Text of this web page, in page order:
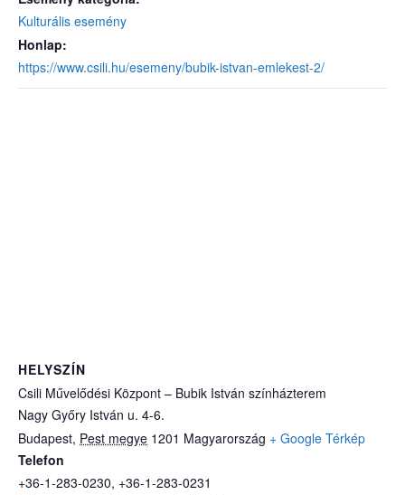
Kulturális esemény
Honlap:
https://www.csili.hu/esemeny/bubik-istvan-emlekest-2/
HELYSZÍN
Csili Művelődési Központ – Bubik István színházterem
Nagy Győry István u. 4-6.
Budapest, Pest megye 1201 Magyarország + Google Térkép
Telefon
+36-1-283-0230, +36-1-283-0231